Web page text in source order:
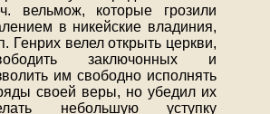
вельмож, которые грозили
в никейские владиния,
Генрих велел открыть церкви,
заключонных и
им свободно исполнять
своей веры, но убедил их
небольшую уступку